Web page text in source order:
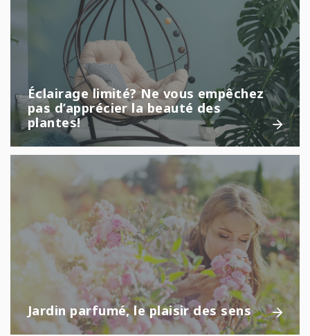
Éclairage limité? Ne vous empêchez
pas d’apprécier la beauté des
plantes!
Jardin parfumé, le plaisir des sens